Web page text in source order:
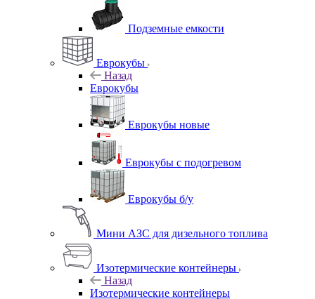
Подземные емкости
Еврокубы
Назад
Еврокубы
Еврокубы новые
Еврокубы с подогревом
Еврокубы б/у
Мини АЗС для дизельного топлива
Изотермические контейнеры
Назад
Изотермические контейнеры